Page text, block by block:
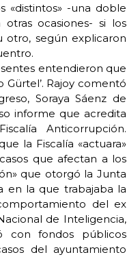
«distintos» -una doble
ocasiones- si los
otro, según explicaron
entendieron que
Gürtel’. Rajoy comentó
Soraya Sáenz de
informe que acredita
Anticorrupción.
la Fiscalía «actuara»
que afectan a los
que otorgó la Junta
en la que trabajaba la
del ex
de Inteligencia,
con fondos públicos
del ayuntamiento